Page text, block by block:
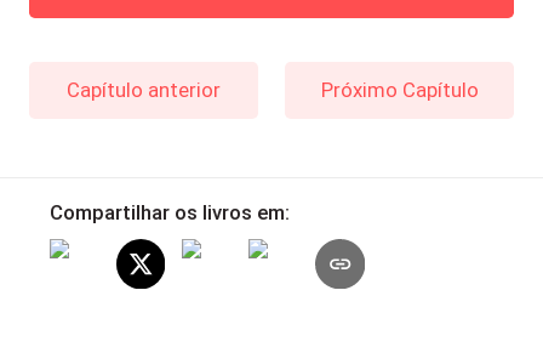
Capítulo anterior Próximo Capítulo
Compartilhar os livros em: